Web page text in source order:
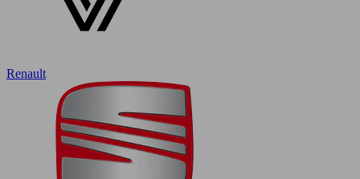
Renault